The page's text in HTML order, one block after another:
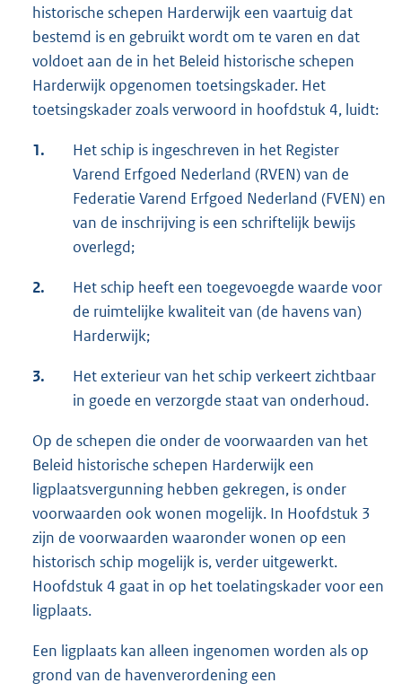
historische schepen Harderwijk een vaartuig dat
bestemd is en gebruikt wordt om te varen en dat
voldoet aan de in het Beleid historische schepen
Harderwijk opgenomen toetsingskader. Het
toetsingskader zoals verwoord in hoofdstuk 4, luidt:
1.
Het schip is ingeschreven in het Register
Varend Erfgoed Nederland (RVEN) van de
Federatie Varend Erfgoed Nederland (FVEN) en
van de inschrijving is een schriftelijk bewijs
overlegd;
2.
Het schip heeft een toegevoegde waarde voor
de ruimtelijke kwaliteit van (de havens van)
Harderwijk;
3.
Het exterieur van het schip verkeert zichtbaar
in goede en verzorgde staat van onderhoud.
Op de schepen die onder de voorwaarden van het
Beleid historische schepen Harderwijk een
ligplaatsvergunning hebben gekregen, is onder
voorwaarden ook wonen mogelijk. In Hoofdstuk 3
zijn de voorwaarden waaronder wonen op een
historisch schip mogelijk is, verder uitgewerkt.
Hoofdstuk 4 gaat in op het toelatingskader voor een
ligplaats.
Een ligplaats kan alleen ingenomen worden als op
grond van de havenverordening een